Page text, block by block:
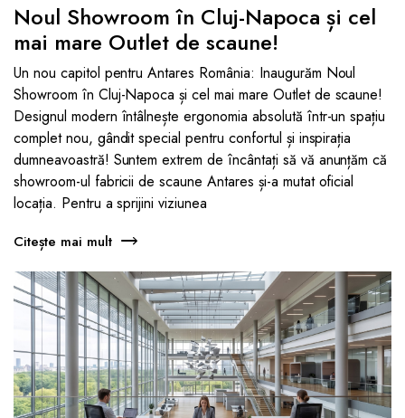
Noul Showroom în Cluj-Napoca și cel
mai mare Outlet de scaune!
Un nou capitol pentru Antares România: Inaugurăm Noul
Showroom în Cluj-Napoca și cel mai mare Outlet de scaune!
Designul modern întâlnește ergonomia absolută într-un spațiu
complet nou, gândit special pentru confortul și inspirația
dumneavoastră! Suntem extrem de încântați să vă anunțăm că
showroom-ul fabricii de scaune Antares și-a mutat oficial
locația. Pentru a sprijini viziunea
Citește mai mult